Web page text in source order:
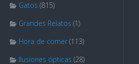
Gatos (815)
Grandes Relatos (1)
Hora de comer (113)
Ilusiones ópticas (28)